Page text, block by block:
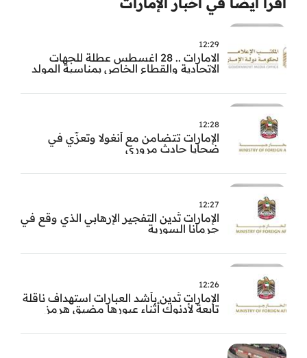
12:29
الامارات .. 28 اغسطس عطلة للجهات
الاتحادية والقطاع الخاص بمناسبة المولد
12:28
الإمارات تتضامن مع أنغولا وتعزّي في
ضحايا حادث مروري
12:27
الإمارات تُدين التفجير الإرهابي الذي وقع في
جرمانا السورية
12:26
الإمارات تُدين بأشد العبارات استهداف ناقلة
تابعة لأدنوك أثناء عبورها مضيق هرمز